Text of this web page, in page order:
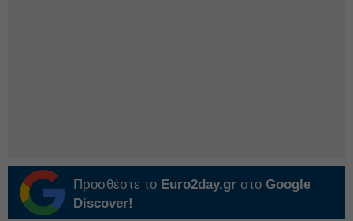
Προσθέστε το Euro2day.gr στο Google
Discover!